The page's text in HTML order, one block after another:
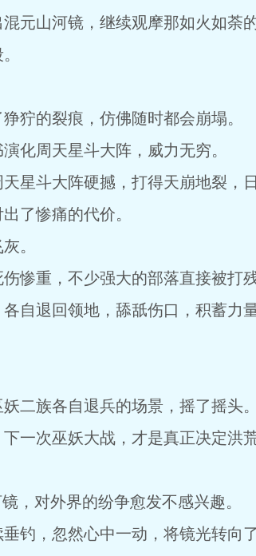
元山河镜，继续观摩那如火如荼
狞的裂痕，仿佛随时都会崩塌。
化周天星斗大阵，威力无穷。
星斗大阵硬撼，打得天崩地裂，日
了惨痛的代价。
。
惨重，不少强大的部落直接被打
自退回领地，舔舐伤口，积蓄力
二族各自退兵的场景，摇了摇头。
一次巫妖大战，才是真正决定洪
，对外界的纷争愈发不感兴趣。
钓，忽然心中一动，将镜光转向